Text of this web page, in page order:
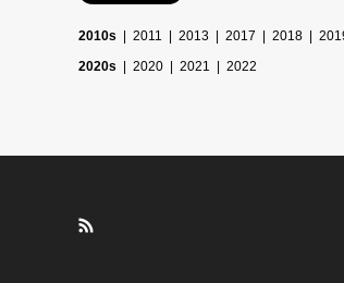
2010s 2011 2013 2017 2018
2020s
2020 2021 2022